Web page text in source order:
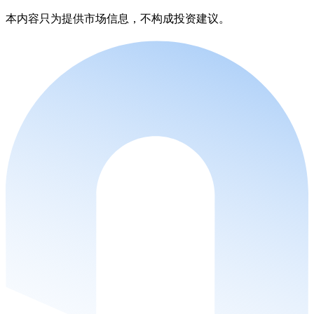
本内容只为提供市场信息，不构成投资建议。